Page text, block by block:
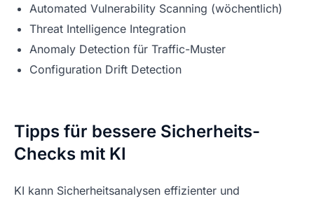
Automated Vulnerability Scanning (wöchentlich)
Threat Intelligence Integration
Anomaly Detection für Traffic-Muster
Configuration Drift Detection
Tipps für bessere Sicherheits-
Checks mit KI
KI kann Sicherheitsanalysen effizienter und